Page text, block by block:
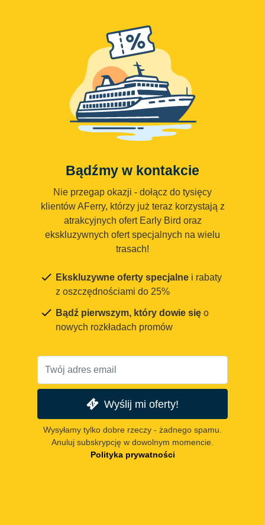
Bądźmy w kontakcie
Nie przegap okazji - dołącz do tysięcy
klientów AFerry, którzy już teraz korzystają z
atrakcyjnych ofert Early Bird oraz
ekskluzywnych ofert specjalnych na wielu
trasach!
Ekskluzywne oferty specjalne i rabaty
z oszczędnościami do 25%
Bądź pierwszym, który dowie się o
nowych rozkładach promów
Wyślij mi oferty!
Wysyłamy tylko dobre rzeczy - żadnego spamu.
Anuluj subskrypcję w dowolnym momencie.
Polityka prywatności